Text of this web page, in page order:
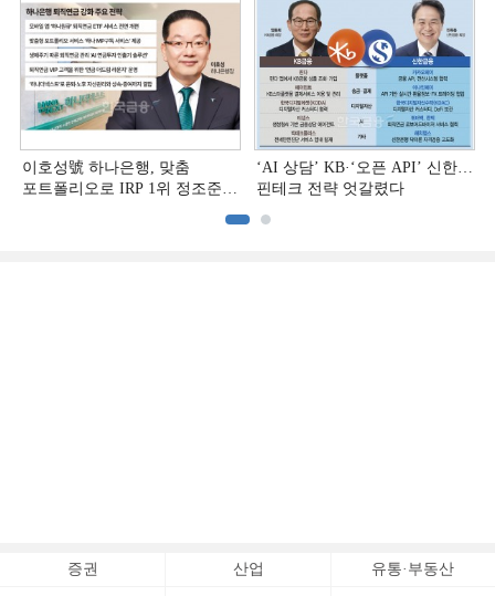
이호성號 하나은행, 맞춤
포트폴리오로 IRP 1위 정조준
‘AI 상담’ KB·‘오픈 API’ 신한…
핀테크 전략 엇갈렸다
증권 산업 유통·부동산